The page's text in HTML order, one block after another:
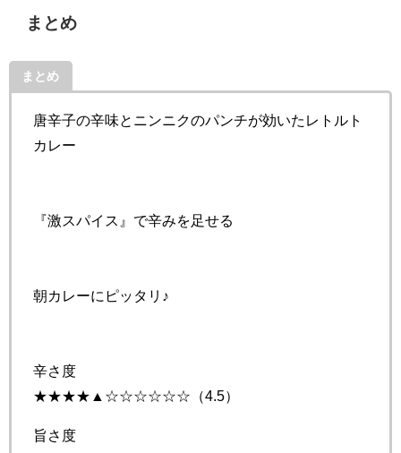
まとめ
まとめ
唐辛子の辛味とニンニクのパンチが効いたレトルト
カレー
『激スパイス』で辛みを足せる
朝カレーにピッタリ♪
辛さ度
★★★★▲☆☆☆☆☆☆（4.5）
旨さ度